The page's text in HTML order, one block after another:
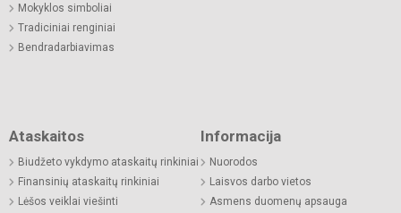
Mokyklos simboliai
Tradiciniai renginiai
Bendradarbiavimas
Ataskaitos
Biudžeto vykdymo ataskaitų rinkiniai
Finansinių ataskaitų rinkiniai
Lėšos veiklai viešinti
Informacija
Nuorodos
Laisvos darbo vietos
Asmens duomenų apsauga